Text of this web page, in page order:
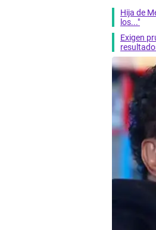
Hija de
los..."
Exigen